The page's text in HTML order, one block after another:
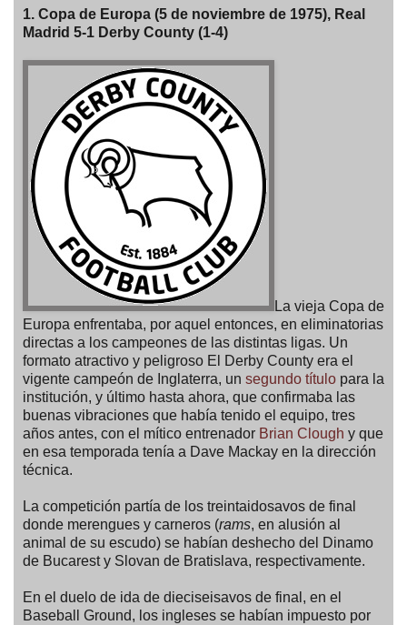
1. Copa de Europa (5 de noviembre de 1975), Real
Madrid 5-1 Derby County (1-4)
La vieja Copa de
Europa enfrentaba, por aquel entonces, en eliminatorias
directas a los campeones de las distintas ligas. Un
formato atractivo y peligroso El Derby County era el
vigente campeón de Inglaterra, un segundo título para la
institución, y último hasta ahora, que confirmaba las
buenas vibraciones que había tenido el equipo, tres
años antes, con el mítico entrenador Brian Clough y que
en esa temporada tenía a Dave Mackay en la dirección
técnica.
La competición partía de los treintaidosavos de final
donde merengues y carneros (rams, en alusión al
animal de su escudo) se habían deshecho del Dinamo
de Bucarest y Slovan de Bratislava, respectivamente.
En el duelo de ida de dieciseisavos de final, en el
Baseball Ground, los ingleses se habían impuesto por